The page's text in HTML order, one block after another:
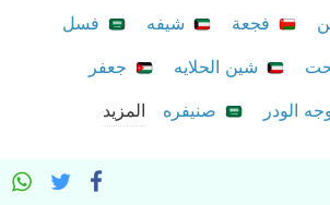
فجعة شيفه
فسل
شين الحلايه
جعفر
الودر صنيفره المزيد